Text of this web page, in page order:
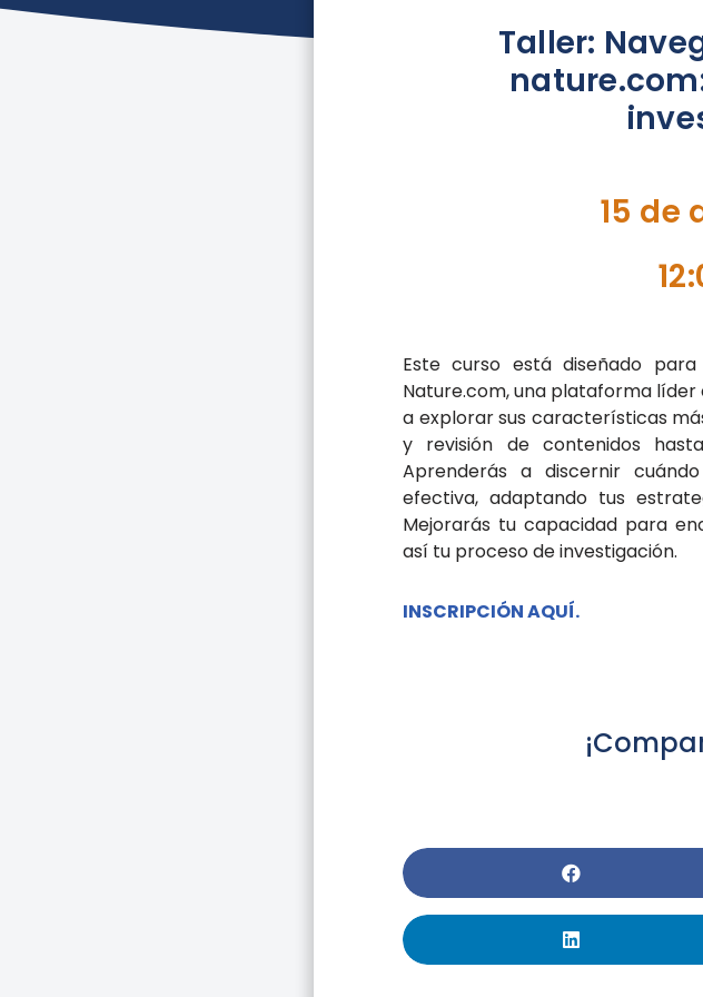
Taller:
15 de
Este curso está diseñado
Nature.com, una plataforma
a explorar sus características
y revisión de contenidos
Aprenderás a discernir
efectiva, adaptando tus
Mejorarás tu capacidad para
así tu proceso de investigación.
INSCRIPCIÓN AQUÍ.